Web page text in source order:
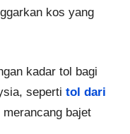
kos yang
kadar tol bagi
seperti tol dari
bajet